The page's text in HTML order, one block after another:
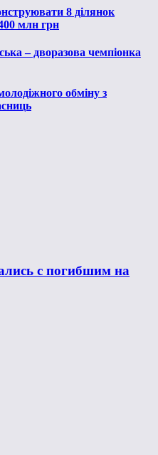
8 ділянок
млн грн
– дворазова чемпіонка
обміну з
с погибшим на